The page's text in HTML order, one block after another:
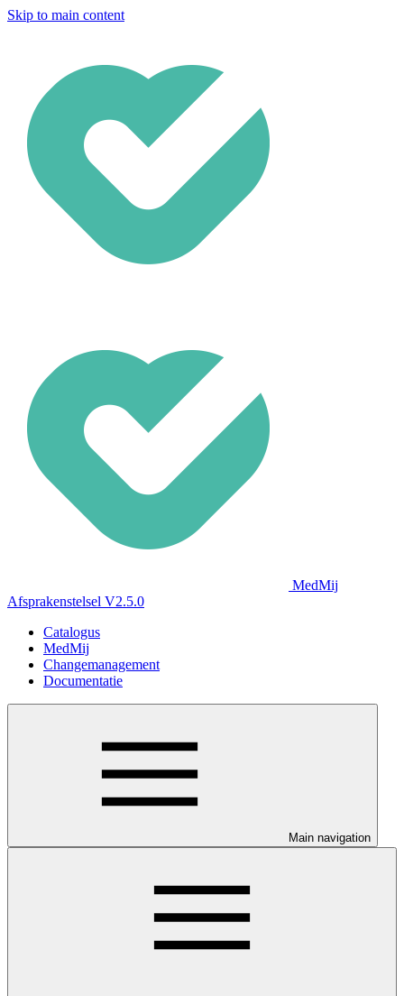
Skip to main content
MedMij
Afsprakenstelsel V2.5.0
Catalogus
MedMij
Changemanagement
Documentatie
Main navigation